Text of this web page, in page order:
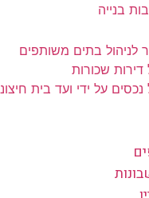
בנייה
לניהול בתים משותפים
דירות שכורות
נכסים על ידי ועד בית חיצוני